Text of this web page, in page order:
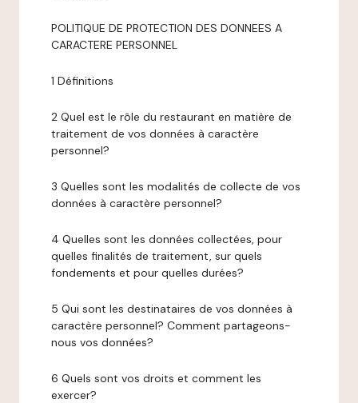
POLITIQUE DE PROTECTION DES DONNEES A
CARACTERE PERSONNEL
1 Définitions
2 Quel est le rôle du restaurant en matière de
traitement de vos données à caractère
personnel?
3 Quelles sont les modalités de collecte de vos
données à caractère personnel?
4 Quelles sont les données collectées, pour
quelles finalités de traitement, sur quels
fondements et pour quelles durées?
5 Qui sont les destinataires de vos données à
caractère personnel? Comment partageons-
nous vos données?
6 Quels sont vos droits et comment les
exercer?